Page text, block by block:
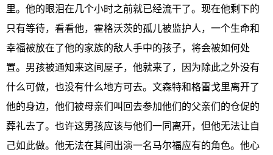
里。他的眼泪在几个小时之前就已经流干了。现在他剩下的
只有等待，看看他，霍格沃茨的孤儿被监护人，一个生命和
幸福被放在了他的家族的敌人手中的孩子，将会被如何处
置。男孩被通知来这间屋子，他就来了，因为除此之外没有
什么可做，也没有什么地方可去。文森特和格雷戈里离开了
他的身边，他们被母亲们叫回去参加他们的父亲们的仓促的
葬礼去了。也许这男孩应该与他们一同离开，但他无法让自
己如此做。他无法在其间出演一名马尔福应有的角色。他心